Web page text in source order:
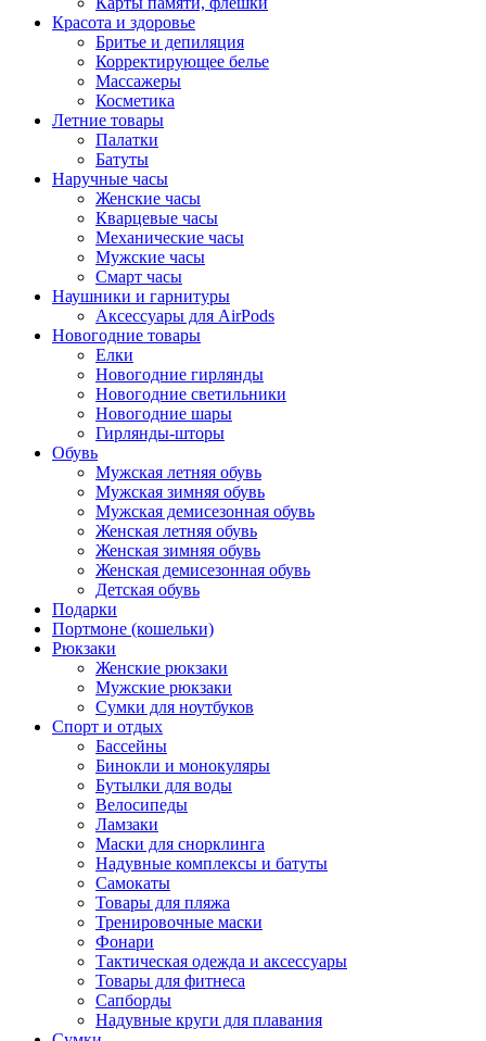
Красота и здоровье
Бритье и депиляция
Корректирующее белье
Массажеры
Косметика
Летние товары
Палатки
Батуты
Наручные часы
Женские часы
Кварцевые часы
Механические часы
Мужские часы
Смарт часы
Наушники и гарнитуры
Аксессуары для AirPods
Новогодние товары
Елки
Новогодние гирлянды
Новогодние светильники
Новогодние шары
Гирлянды-шторы
Обувь
Мужская летняя обувь
Мужская зимняя обувь
Мужская демисезонная обувь
Женская летняя обувь
Женская зимняя обувь
Женская демисезонная обувь
Детская обувь
Подарки
Портмоне (кошельки)
Рюкзаки
Женские рюкзаки
Мужские рюкзаки
Сумки для ноутбуков
Спорт и отдых
Бассейны
Бинокли и монокуляры
Бутылки для воды
Велосипеды
Ламзаки
Маски для снорклинга
Надувные комплексы и батуты
Самокаты
Товары для пляжа
Тренировочные маски
Фонари
Тактическая одежда и аксессуары
Товары для фитнеса
Сапборды
Надувные круги для плавания